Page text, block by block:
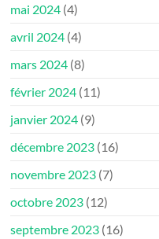
mai 2024 (4)
avril 2024 (4)
mars 2024 (8)
février 2024 (11)
janvier 2024 (9)
décembre 2023 (16)
novembre 2023 (7)
octobre 2023 (12)
septembre 2023 (16)